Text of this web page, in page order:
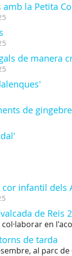
la Petita
de manera
de
infantil dels
de Reis
en
de tarda
al parc de